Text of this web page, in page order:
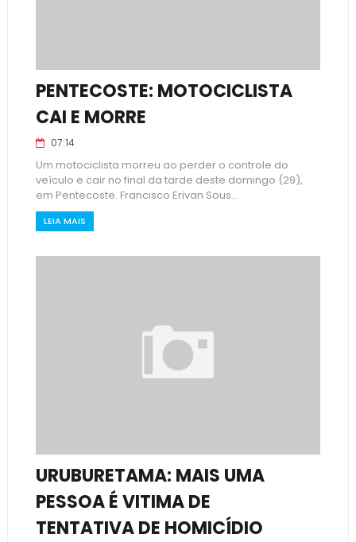
PENTECOSTE: MOTOCICLISTA
CAI E MORRE
07:14
Um motociclista morreu ao perder o controle do
veículo e cair no final da tarde deste domingo (29),
em Pentecoste. Francisco Erivan Sous...
LEIA MAIS
URUBURETAMA: MAIS UMA
PESSOA É VITIMA DE
TENTATIVA DE HOMICÍDIO